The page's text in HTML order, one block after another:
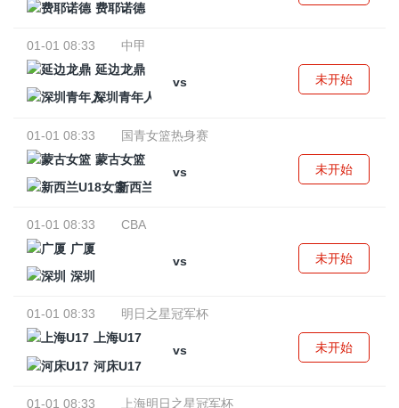
费耶诺德
01-01 08:33
中甲
延边龙鼎
vs
深圳青年人
未开始
01-01 08:33
国青女篮热身赛
蒙古女篮
vs
新西兰U18女篮
未开始
01-01 08:33
CBA
广厦
vs
深圳
未开始
01-01 08:33
明日之星冠军杯
上海U17
vs
河床U17
未开始
01-01 08:33
上海明日之星冠军杯